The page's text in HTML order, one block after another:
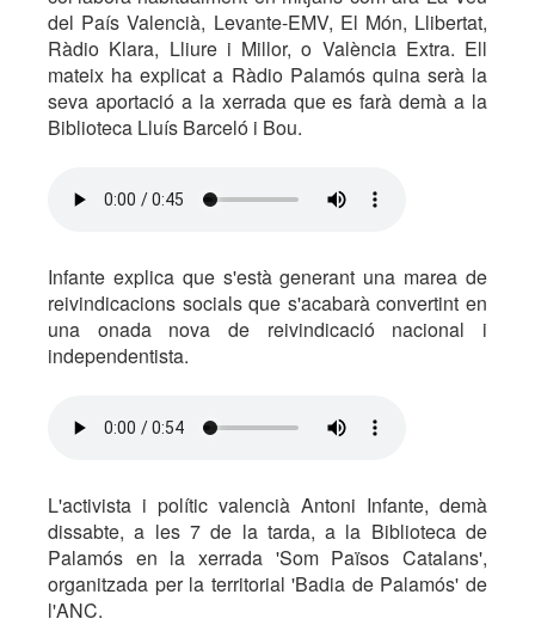
del País Valencià, Levante-EMV, El Món, Llibertat,
Ràdio Klara, Lliure i Millor, o València Extra. Ell
mateix ha explicat a Ràdio Palamós quina serà la
seva aportació a la xerrada que es farà demà a la
Biblioteca Lluís Barceló i Bou.
Infante explica que s'està generant una marea de
reivindicacions socials que s'acabarà convertint en
una onada nova de reivindicació nacional i
independentista.
L'activista i polític valencià Antoni Infante, demà
dissabte, a les 7 de la tarda, a la Biblioteca de
Palamós en la xerrada 'Som Països Catalans',
organitzada per la territorial 'Badia de Palamós' de
l'ANC.